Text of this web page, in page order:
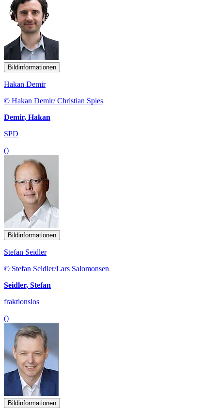
Bildinformationen
Hakan Demir
© Hakan Demir/ Christian Spies
Demir, Hakan
SPD
()
Bildinformationen
Stefan Seidler
© Stefan Seidler/Lars Salomonsen
Seidler, Stefan
fraktionslos
()
Bildinformationen